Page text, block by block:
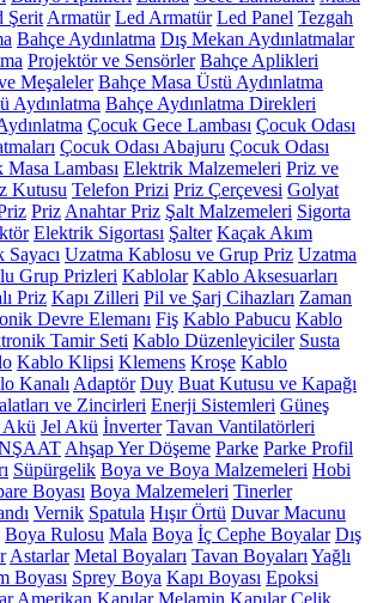
Şerit Armatür Led Armatür Led Panel Tezgah
Bahçe Aydınlatma Dış Mekan Aydınlatmalar
Projektör ve Sensörler Bahçe Aplikleri
Meşaleler Bahçe Masa Üstü Aydınlatma
Aydınlatma Bahçe Aydınlatma Direkleri
Çocuk Gece Lambası Çocuk Odası
Çocuk Odası Abajuru Çocuk Odası
Masa Lambası Elektrik Malzemeleri Priz ve
Kutusu Telefon Prizi Priz Çerçevesi Golyat
Priz Anahtar Priz Şalt Malzemeleri Sigorta
Elektrik Sigortası Şalter Kaçak Akım
Uzatma Kablosu ve Grup Priz Uzatma
Grup Prizleri Kablolar Kablo Aksesuarları
Priz Kapı Zilleri Pil ve Şarj Cihazları Zaman
Devre Elemanı Fiş Kablo Pabucu Kablo
Tamir Seti Kablo Düzenleyiciler Susta
Kablo Klipsi Klemens Kroşe Kablo
Kanalı Adaptör Duy Buat Kutusu ve Kapağı
ve Zincirleri Enerji Sistemleri Güneş
Jel Akü İnverter Tavan Vantilatörleri
Ahşap Yer Döşeme Parke Parke Profil
Süpürgelik Boya ve Boya Malzemeleri Hobi
Boyası Boya Malzemeleri Tinerler
Vernik Spatula Hışır Örtü Duvar Macunu
Boya Rulosu Mala Boya İç Cephe Boyalar Dış
Astarlar Metal Boyaları Tavan Boyaları Yağlı
Boyası Sprey Boya Kapı Boyası Epoksi
Amerikan Kapılar Melamin Kapılar Çelik